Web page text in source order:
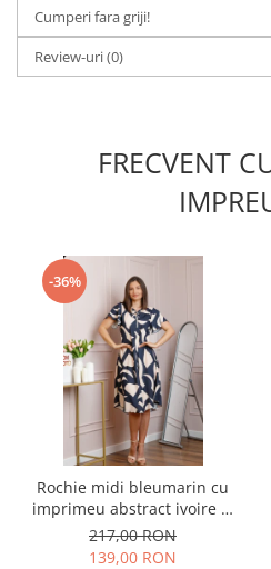
Cumperi fara griji!
Review-uri(0)
FRECVENT
-36%
Rochie midi bleumarin cu
imprimeu abstract ivoire si
snur la decolteu Shelby
217,00 RON
139,00 RON